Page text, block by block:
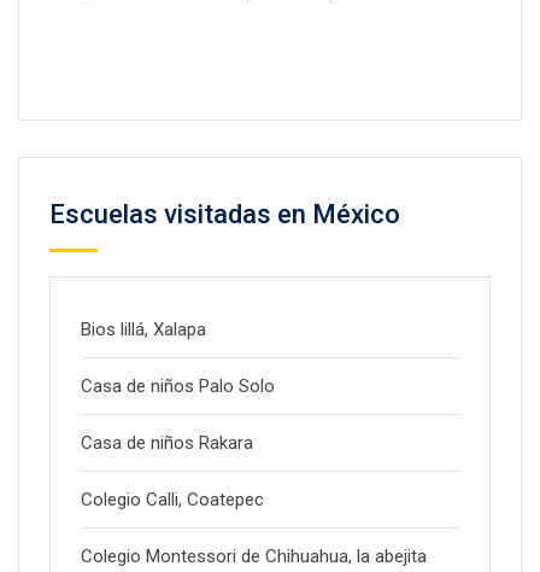
Escuelas visitadas en México
Bios lillá, Xalapa
Casa de niños Palo Solo
Casa de niños Rakara
Colegio Calli, Coatepec
Colegio Montessori de Chihuahua, la abejita